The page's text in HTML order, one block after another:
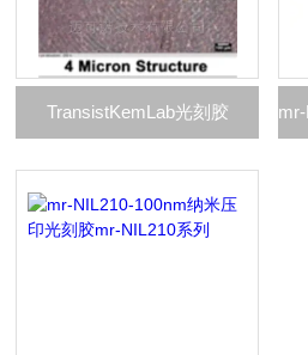
​​TransistKemLab光刻胶